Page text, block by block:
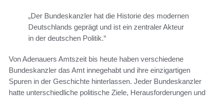
„Der Bundeskanzler hat die Historie des modernen
Deutschlands geprägt und ist ein zentraler Akteur
in der deutschen Politik.“
Von Adenauers Amtszeit bis heute haben verschiedene
Bundeskanzler das Amt innegehabt und ihre einzigartigen
Spuren in der Geschichte hinterlassen. Jeder Bundeskanzler
hatte unterschiedliche politische Ziele, Herausforderungen und